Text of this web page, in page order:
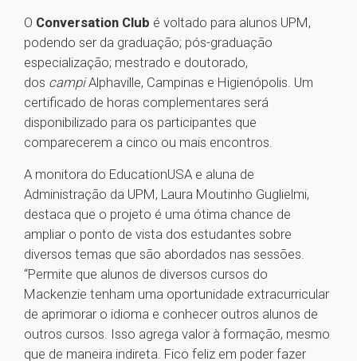
O Conversation Club é voltado para alunos UPM,
podendo ser da graduação; pós-graduação
especialização; mestrado e doutorado,
dos campiAlphaville, Campinas e Higienópolis. Um
certificado de horas complementares será
disponibilizado para os participantes que
comparecerem a cinco ou mais encontros.
A monitora do EducationUSA e aluna de
Administração da UPM, Laura Moutinho Guglielmi,
destaca que o projeto é uma ótima chance de
ampliar o ponto de vista dos estudantes sobre
diversos temas que são abordados nas sessões.
“Permite que alunos de diversos cursos do
Mackenzie tenham uma oportunidade extracurricular
de aprimorar o idioma e conhecer outros alunos de
outros cursos. Isso agrega valor à formação, mesmo
que de maneira indireta. Fico feliz em poder fazer